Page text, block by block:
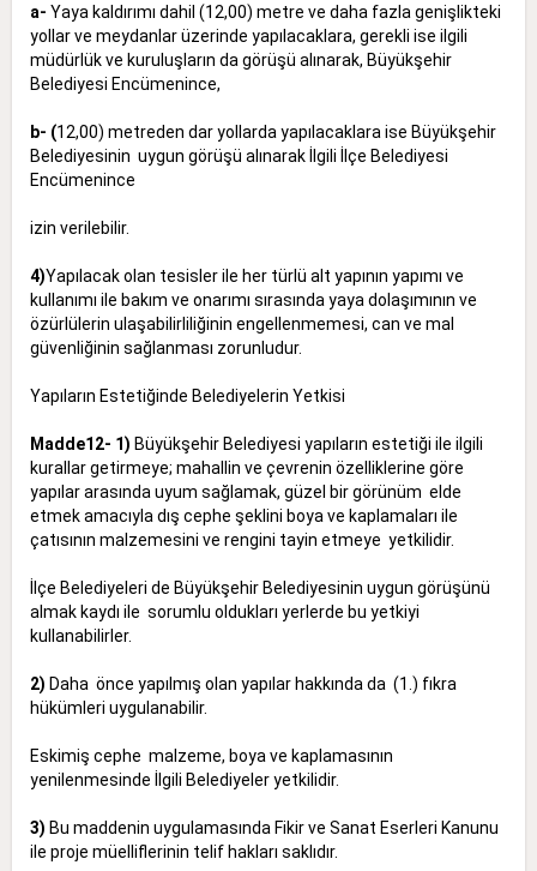
a- Yaya kaldırımı dahil (12,00) metre ve daha fazla genişlikteki
yollar ve meydanlar üzerinde yapılacaklara, gerekli ise ilgili
müdürlük ve kuruluşların da görüşü alınarak, Büyükşehir
Belediyesi Encümenince,
b- (12,00) metreden dar yollarda yapılacaklara ise Büyükşehir
Belediyesinin uygun görüşü alınarak İlgili İlçe Belediyesi
Encümenince
izin verilebilir.
4)Yapılacak olan tesisler ile her türlü alt yapının yapımı ve
kullanımı ile bakım ve onarımı sırasında yaya dolaşımının ve
özürlülerin ulaşabilirliliğinin engellenmemesi, can ve mal
güvenliğinin sağlanması zorunludur.
Yapıların Estetiğinde Belediyelerin Yetkisi
Madde12- 1) Büyükşehir Belediyesi yapıların estetiği ile ilgili
kurallar getirmeye; mahallin ve çevrenin özelliklerine göre
yapılar arasında uyum sağlamak, güzel bir görünüm elde
etmek amacıyla dış cephe şeklini boya ve kaplamaları ile
çatısının malzemesini ve rengini tayin etmeye yetkilidir.
İlçe Belediyeleri de Büyükşehir Belediyesinin uygun görüşünü
almak kaydı ile sorumlu oldukları yerlerde bu yetkiyi
kullanabilirler.
2) Daha önce yapılmış olan yapılar hakkında da (1.) fıkra
hükümleri uygulanabilir.
Eskimiş cephe malzeme, boya ve kaplamasının
yenilenmesinde İlgili Belediyeler yetkilidir.
3) Bu maddenin uygulamasında Fikir ve Sanat Eserleri Kanunu
ile proje müelliflerinin telif hakları saklıdır.